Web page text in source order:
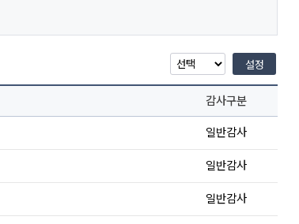
설정
감사구분
일반감사
일반감사
일반감사